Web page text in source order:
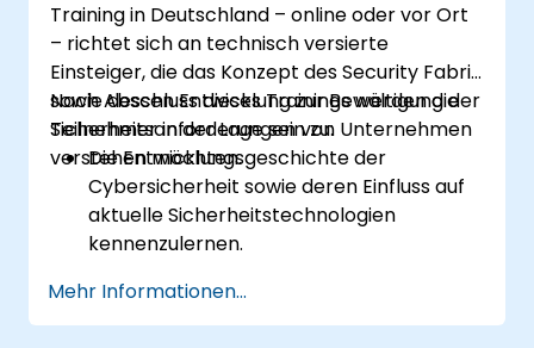
Bescheid zu wissen.
Training in Deutschland – online oder vor Ort
– richtet sich an technisch versierte
Einsteiger, die das Konzept des Security Fabric
sowie dessen Entwicklung zur Bewältigung der
Sicherheitsanforderungen von Unternehmen
verstehen möchten.
Nach Abschluss dieses Trainings werden die
Teilnehmer in der Lage sein zu:
Die Entwicklungsgeschichte der
Cybersicherheit sowie deren Einfluss auf
aktuelle Sicherheitstechnologien
kennenzulernen.
spezifischer Cyberbedrohungen und
Angriffe zu nutzen.
Mehr Informationen...